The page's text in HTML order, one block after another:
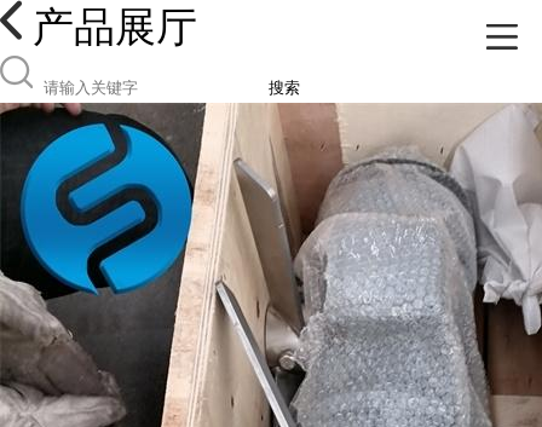
产品展厅
搜索